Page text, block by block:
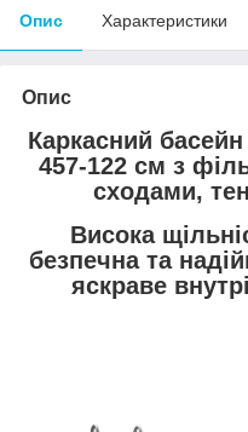
Опис Характеристики
Опис
Каркасний
457-122 см з
сходами,
Висока
безпечна та
яскраве